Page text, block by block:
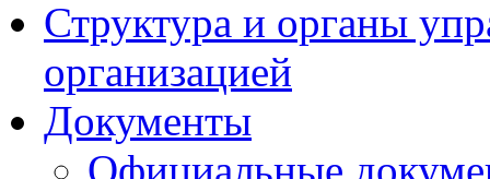
Структура и органы
организацией
Документы